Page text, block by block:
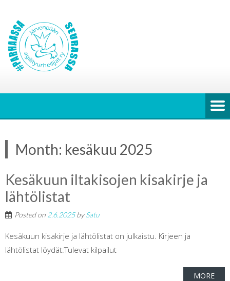
Month: kesäkuu 2025
Kesäkuun iltakisojen kisakirje ja
lähtölistat
Posted on 2.6.2025bySatu
Kesäkuun kisakirje ja lähtölistat on julkaistu. Kirjeen ja
lähtölistat löydät:Tulevat kilpailut
MORE